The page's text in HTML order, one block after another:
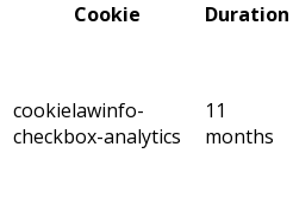
Cookie
Duration
cookielawinfo-
checkbox-analytics
11
months